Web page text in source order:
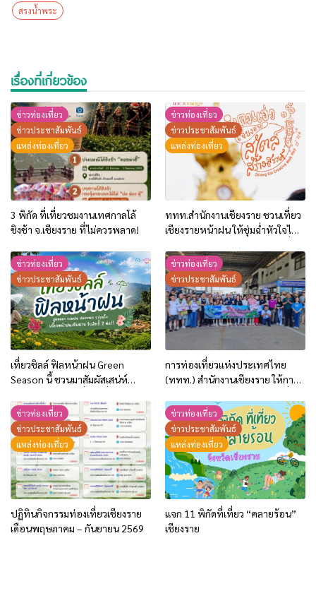
สรงน้ำพระ
เรื่องที่เกี่ยวข้อง
ข่าวท่องเที่ยว
ข่าวประชาสัมพันธ์
แหล่งท่องเที่ยว
3 พิกัด ที่เที่ยวชมงานเทศกาลโล้
ชิงช้า จ.เชียงราย ที่ไม่ควรพลาด!
ข่าวท่องเที่ยว
ข่าวประชาสัมพันธ์
แหล่งท่องเที่ยว
ททท.สำนักงานเชียงราย ชวนเที่ยว
เชียงรายหน้าฝน ให้ชุ่มฉ่ำหัวใจไป
ให้สนุก เก็บแสตมป์ครบ แล้วรับ
ของที่ระลึกสุดพิเศษ! ทันที
ข่าวท่องเที่ยว
ข่าวประชาสัมพันธ์
เที่ยวชิลล์ ฟิลหน้าฝน Green
Season นี้ ชวนมาสัมผัสเสน่ห์
รับสิทธิพิเศษ 2 ต่อ!!
ข่าวท่องเที่ยว
ข่าวประชาสัมพันธ์
การท่องเที่ยวแห่งประเทศไทย
(ททท.) สำนักงานเชียงราย ให้การ
จากจีน เดินทางท่องเที่ยวเชื่อมโยง
ทั่วไทย ผ่านด่านเชียงของ
จ.เชียงราย ระหว่างวันที่ 21 พ.ค.-5
มิ.ย.69
ข่าวท่องเที่ยว
ข่าวประชาสัมพันธ์
แหล่งท่องเที่ยว
ปฏิทินกิจกรรมท่องเที่ยวเชียงราย
เดือนพฤษภาคม – กันยายน 2569
ข่าวท่องเที่ยว
ข่าวประชาสัมพันธ์
แหล่งท่องเที่ยว
แจก 11 พิกัดที่เที่ยว “คลายร้อน”
เชียงราย